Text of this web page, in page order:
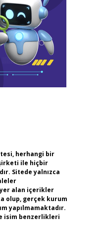
herhangi bir
ile hiçbir
Sitede yalnızca
alan içerikler
olup, gerçek kurum
yapılmamaktadır.
isim benzerlikleri